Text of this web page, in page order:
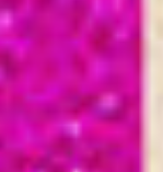
Turkse thee